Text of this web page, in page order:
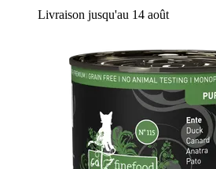
Livraison jusqu'au 14 août